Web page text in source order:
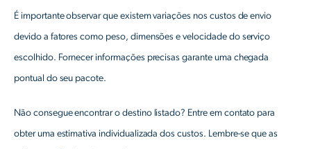
É importante observar que existem variações nos custos de envio
devido a fatores como peso, dimensões e velocidade do serviço
escolhido. Fornecer informações precisas garante uma chegada
pontual do seu pacote.
Não consegue encontrar o destino listado? Entre em contato para
obter uma estimativa individualizada dos custos. Lembre-se que as